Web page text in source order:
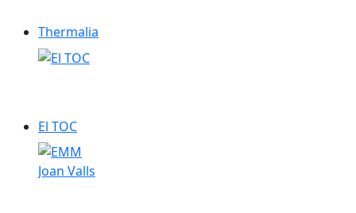
Thermalia
El TOC
El TOC
EMM Joan Valls